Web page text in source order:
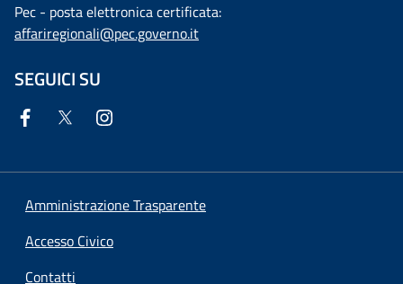
Pec - posta elettronica certificata:
affariregionali@pec.governo.it
SEGUICI SU
Amministrazione Trasparente
Accesso Civico
Contatti